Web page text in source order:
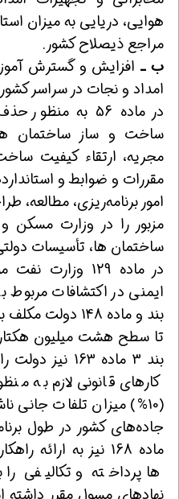
هوایی، دریایی به میزان
مراجع ذی‎صلاح کشور.
ب ـ افزایش و گسترش
امداد و نجات در سراسر
در ماده 56 به
ساخت و ساز ساختمان
مجریه، ارتقاء کیفیت
مقررات و ضوابط و
امور برنامه‌ریزی،
مزبور را در وزارت
ساختمان ها، تأسیسات
در ماده 129
ایمنی در اكتشافات
بند و ماده 148
تا سطح هشت میلیون هکتار
بند 3 ماده
کارهای قانونی لازم به
(10%) میزان تلفات جانی
جاده‌های کشور در طول
ماده 168 نیز به
ها پرداخته و تكالیفی